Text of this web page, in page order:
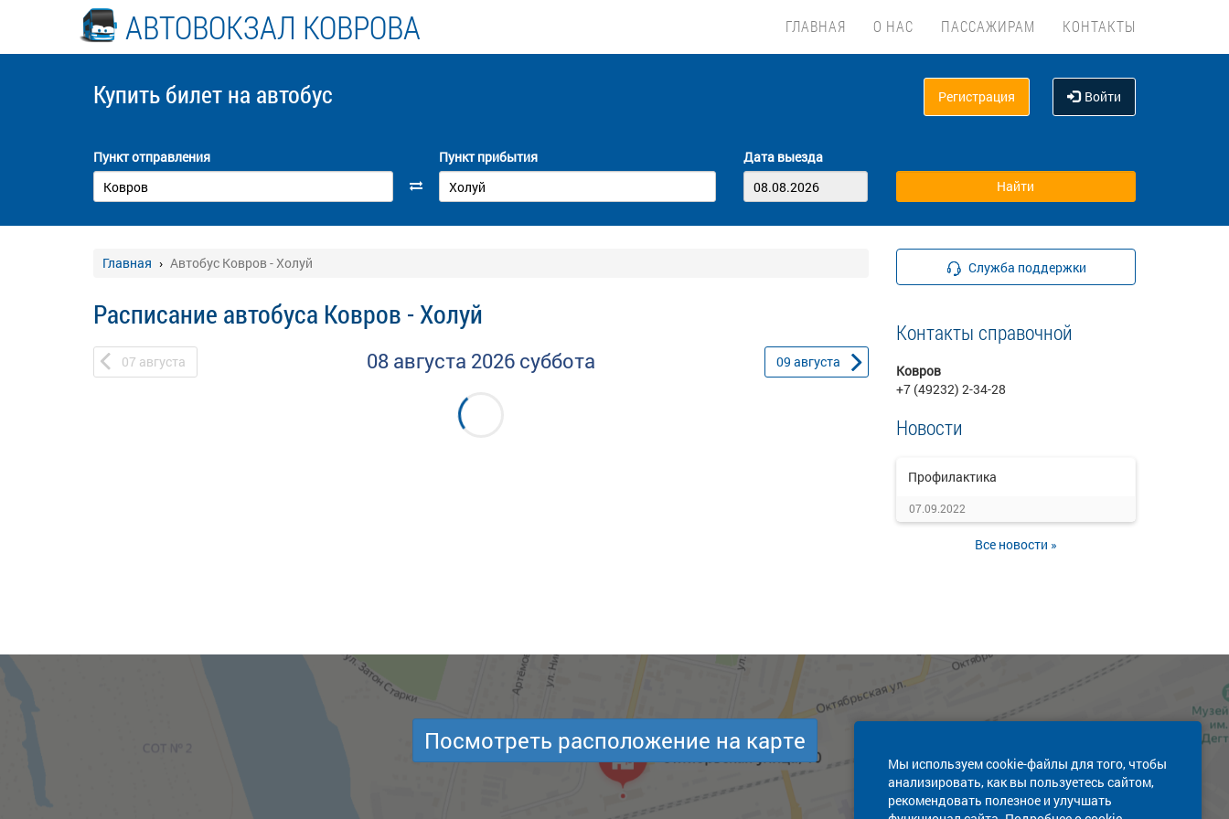
АВТОВОКЗАЛ КОВРОВА ГЛАВНАЯ О НАС ПАССАЖИРАМ КОНТАКТЫ
Купить билет на автобус Регистрация Войти
Пункт отправления Пункт прибытия Дата выезда
Главная Автобус Ковров - Холуй
Расписание автобуса Ковров - Холуй
07 августа 08 августа 2026 суббота 09 августа
Служба поддержки
Контакты справочной
Ковров
+7 (49232) 2-34-28
Новости
Профилактика
07.09.2022
Все новости »
Мы используем cookie-файлы для того, чтобы
анализировать, как вы пользуетесь сайтом,
рекомендовать полезное и улучшать
Посмотреть расположение на карте